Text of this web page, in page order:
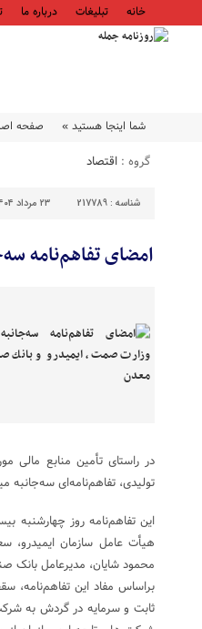
خانه تبلیغات درباره ما
شما اینجا هستید » صفحه
گروه : اقتصاد
شناسه : 217789 ۲۳ مرداد ۱۴۰۴ - ۱۳:۲۳
امضای تفاهم‌نامه
در راستای تأمین منابع مالی
تولیدی، تفاهم‌نامه‌ای
این تفاهم‌نامه روز چهارشنبه
هیأت عامل سازمان
محمود شایان، مدیرعامل بانک
ثابت و سرمایه در گردش به